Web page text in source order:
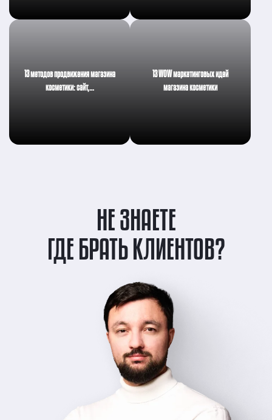
13 методов продвижения магазина
косметики: сайт,…
13 WOW маркетинговых идей
магазина косметики
ГДЕ БРАТЬ КЛИЕНТОВ?
НЕ ЗНАЕТЕ